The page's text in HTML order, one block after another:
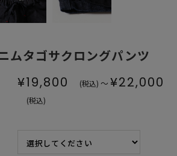
ムタゴサクロングパンツ
¥19,800
(税込) ～ ¥22,000
(税込)